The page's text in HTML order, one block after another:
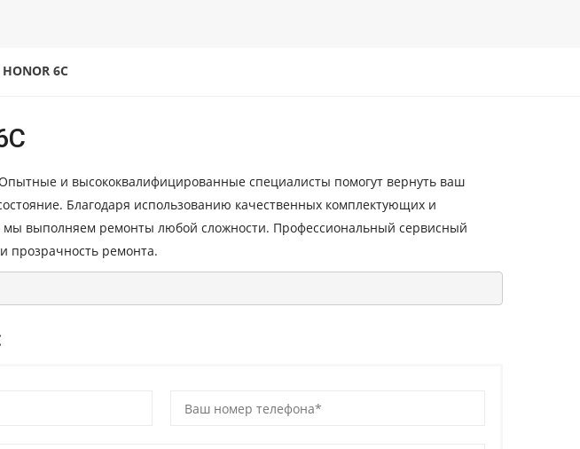
6C
и высококвалифицированные специалисты помогут вернуть ваш
Благодаря использованию качественных комплектующих и
мы выполняем ремонты любой сложности. Профессиональный сервисный
прозрачность ремонта.